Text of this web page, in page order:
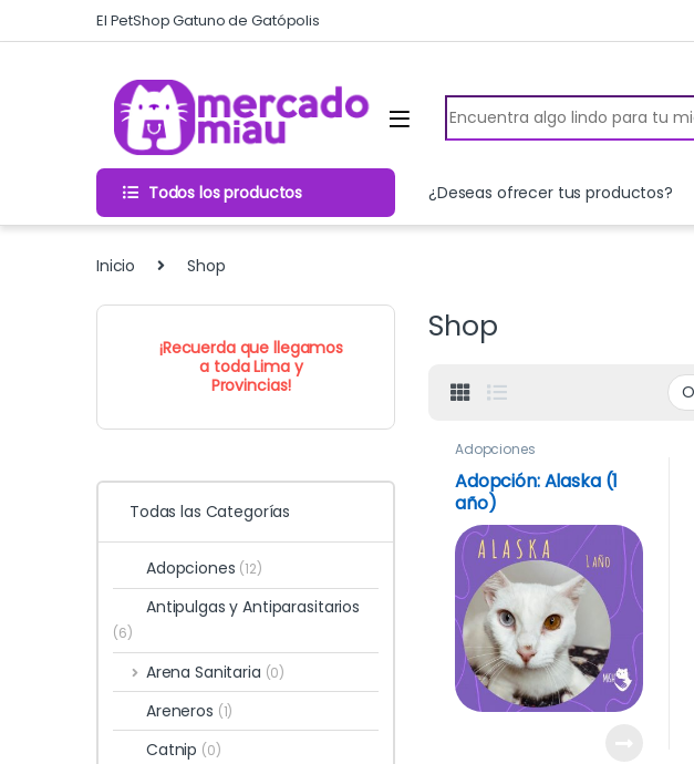
Skip to navigation
Skip to contentEl PetShop Gatuno de Gatópolis
Search for:
Todos los productos ¿Deseas ofrecer tus productos?
Inicio Shop
Shop
Adopciones
Adopción: Alaska (1
año)
¡Recuerda que llegamos
a toda Lima y
Provincias!
Todas las Categorías
Adopciones (12)
Antipulgas y Antiparasitarios
(6)
Arena Sanitaria (0)
Areneros (1)
Catnip (0)